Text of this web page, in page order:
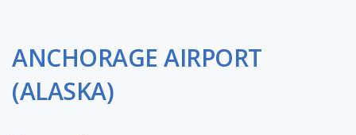
ANCHORAGE AIRPORT
(ALASKA)